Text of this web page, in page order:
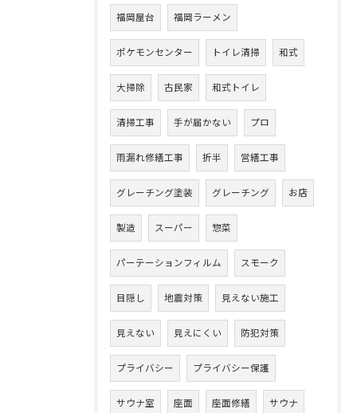
福岡屋台 福岡ラーメン
ポケモンセンター トイレ清掃 和式
大掃除 古民家 和式トイレ
清掃工事 手が届かない プロ
雨漏れ修繕工事 折半 営繕工事
グレーチング塗装 グレーチング お店
製造 スーパー 惣菜
パーテーションフィルム スモーク
目隠し 地震対策 見えない施工
見えない 見えにくい 防犯対策
プライバシー プライバシー保護
サウナ室 座面 座面修繕 サウナ